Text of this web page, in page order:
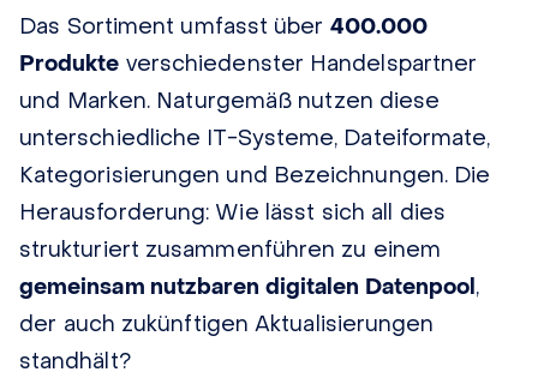
Das Sortiment umfasst über 400.000
Produkte verschiedenster Handelspartner
und Marken. Naturgemäß nutzen diese
unterschiedliche IT-Systeme, Dateiformate,
Kategorisierungen und Bezeichnungen. Die
Herausforderung: Wie lässt sich all dies
strukturiert zusammenführen zu einem
gemeinsam nutzbaren digitalen Datenpool,
der auch zukünftigen Aktualisierungen
standhält?